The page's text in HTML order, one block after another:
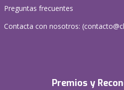
Preguntas frecuentes
Contacta con nosotros: (
Premios y